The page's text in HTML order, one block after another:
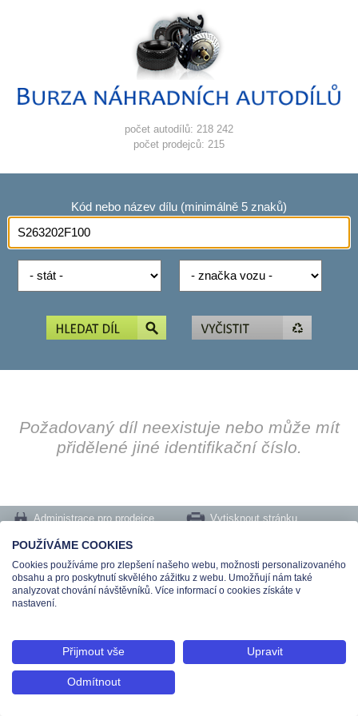
počet autodílů: 218 242
počet prodejců: 215
Kód nebo název dílu (minimálně 5 znaků)
Požadovaný díl neexistuje nebo může mít
přidělené jiné identifikační číslo.
Administrace pro prodejce
Vytisknout stránku
Nastavení cookies
Tel.: +420 491 519 500 | E-mail: helpdesk@teas.cz | Provozovna: tř. T.Bati 299,
763 02 Zlín
© 2026 Teas spol. s r. o., Platnéřská 88/9, 110 00 Praha 1 - Staré Město, IČO:
48906565, DIČ: CZ699008048, Zapsána v OR vedeném u Městského soudu v
POUŽÍVÁME COOKIES
Cookies používáme pro zlepšení našeho webu, možnosti personalizovaného
obsahu a pro poskytnutí skvělého zážitku z webu. Umožňují nám také
analyzovat chování návštěvníků. Více informací o cookies získáte v
nastavení.
Přijmout vše Upravit
Odmítnout